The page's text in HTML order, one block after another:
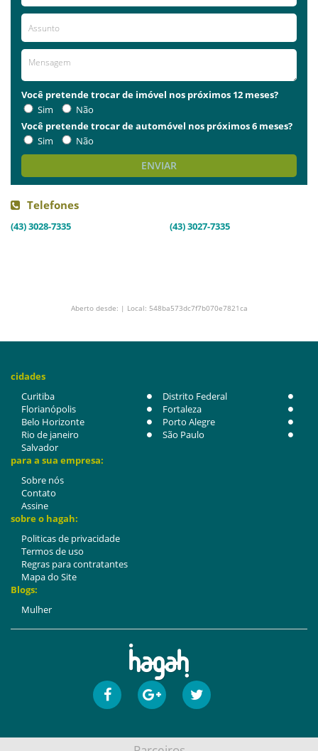
Você pretende trocar de imóvel nos próximos 12 meses?
Sim
Não
Você pretende trocar de automóvel nos próximos 6 meses?
Sim
Não
ENVIAR
Telefones
(43) 3028-7335 (43) 3027-7335
Aberto desde: | Local: 548ba573dc7f7b070e7821ca
cidades
Curitiba
Distrito Federal
Florianópolis
Fortaleza
Belo Horizonte
Porto Alegre
Rio de janeiro
São Paulo
Salvador
para a sua empresa:
Sobre nós
Contato
Assine
sobre o hagah:
Politicas de privacidade
Termos de uso
Regras para contratantes
Mapa do Site
Blogs:
Mulher